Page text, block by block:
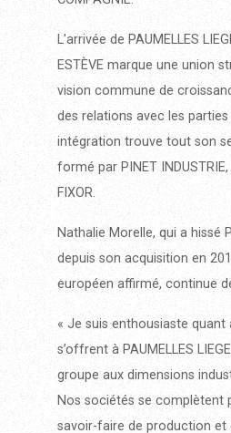
L'arrivée de PAUMELLES
ESTÈVE marque une union
vision commune de
des relations avec les
intégration trouve tout son
formé par PINET
FIXOR.
Nathalie Morelle, qui a hissé
depuis son acquisition en
européen affirmé, continue
« Je suis enthousiaste quant
s’offrent à PAUMELLES
groupe aux dimensions
Nos sociétés se complètent
savoir-faire de production et